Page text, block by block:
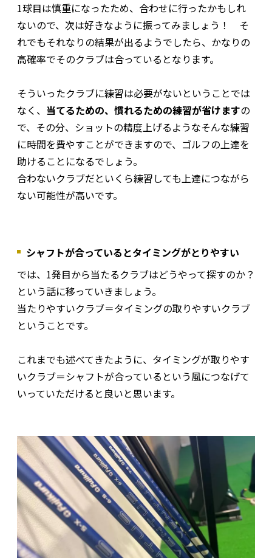
1球目は慎重になったため、合わせに行ったかもしれ
ないので、次は好きなように振ってみましょう！ そ
れでもそれなりの結果が出るようでしたら、かなりの
高確率でそのクラブは合っているとなります。
そういったクラブに練習は必要がないということでは
なく、 当てるための、慣れるための練習が省けますの
で、その分、ショットの精度上げるようなそんな練習
に時間を費やすことができますので、ゴルフの上達を
助けることになるでしょう。
合わないクラブだといくら練習しても上達につながら
ない可能性が高いです。
シャフトが合っているとタイミングがとりやすい
では、1発目から当たるクラブはどうやって探すのか？
という話に移っていきましょう。
当たりやすいクラブ＝タイミングの取りやすいクラブ
ということです。
これまでも述べてきたように、タイミングが取りやす
いクラブ＝シャフトが合っているという風につなげて
いっていただけると良いと思います。